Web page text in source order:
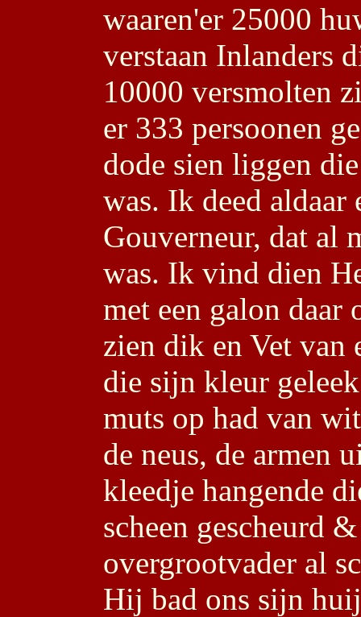
waaren'er 25000
verstaan Inlanders
10000 versmolten
er 333 persoonen
dode sien liggen
was. Ik deed aldaar
Gouverneur, dat al
was. Ik vind dien
met een galon daar
zien dik en Vet van
die sijn kleur
muts op had van
de neus, de armen
kleedje hangende
scheen gescheurd
overgrootvader al
Hij bad ons sijn